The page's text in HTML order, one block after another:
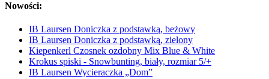
Nowości:
IB Laursen Doniczka z podstawką, beżowy
IB Laursen Doniczka z podstawką, zielony
Kiepenkerl Czosnek ozdobny Mix Blue & White
Krokus spiski - Snowbunting, biały, rozmiar 5/+
IB Laursen Wycieraczka „Dom”